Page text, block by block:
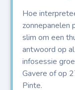
Hoe
zonnepanelen
slim om een
antwoord op
infosessie
Gavere of op
Pinte.